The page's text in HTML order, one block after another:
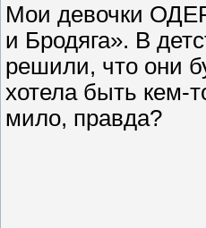
Мои девочки
и Бродяга». В
решили, что они
хотела быть кем-
мило, правда?